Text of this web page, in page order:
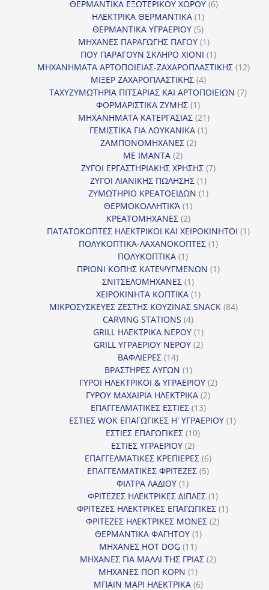
προϊόντα
ΘΕΡΜΑΝΤΙΚΑ ΕΞΩΤΕΡΙΚΟΥ ΧΩΡΟΥ 66
ΗΛΕΚΤΡΙΚΑ ΘΕΡΜΑΝΤΙΚΑ 11
προϊόν
ΘΕΡΜΑΝΤΙΚΑ ΥΓΡΑΕΡΙΟΥ 55
προϊόντα
ΜΗΧΑΝΕΣ ΠΑΡΑΓΩΓΗΣ ΠΑΓΟΥ 11
προϊόν
ΠΟΥ ΠΑΡΑΓΟΥΝ ΣΚΛΗΡΟ ΧΙΟΝΙ 11
προϊόν
ΜΗΧΑΝΗΜΑΤΑ ΑΡΤΟΠΟΙΕΙΑΣ-ΖΑΧΑΡΟΠΛΑΣΤΙΚΗΣ 1212
ΜΙΞΕΡ ΖΑΧΑΡΟΠΛΑΣΤΙΚΗΣ 44
προϊόντα
ΤΑΧΥΖΥΜΩΤΗΡΙΑ ΠΙΤΣΑΡΙΑΣ ΚΑΙ ΑΡΤΟΠΟΙΕΙΩΝ 77
ΦΟΡΜΑΡΙΣΤΙΚΑ ΖΥΜΗΣ 11
προϊόν
ΜΗΧΑΝΗΜΑΤΑ ΚΑΤΕΡΓΑΣΙΑΣ 2121
προϊόντα
ΓΕΜΙΣΤΙΚΑ ΓΙΑ ΛΟΥΚΑΝΙΚΑ 11
ΖΑΜΠΟΝΟΜΗΧΑΝΕΣ 22
ΜΕ ΙΜΑΝΤΑ 22
προϊόντα
ΖΥΓΟΙ ΕΡΓΑΣΤΗΡΙΑΚΗΣ ΧΡΗΣΗΣ 77
ΖΥΓΟΙ ΛΙΑΝΙΚΗΣ ΠΩΛΗΣΗΣ 11
προϊόν
ΖΥΜΩΤΗΡΙΟ ΚΡΕΑΤΟΕΙΔΩΝ 11
ΘΕΡΜΟΚΟΛΛΗΤΙΚΆ 11
προϊόν
ΚΡΕΑΤΟΜΗΧΑΝΕΣ 22
προϊόντα
ΠΑΤΑΤΟΚΟΠΤΕΣ ΗΛΕΚΤΡΙΚΟΙ ΚΑΙ ΧΕΙΡΟΚΙΝΗΤΟΙ 11
ΠΟΛΥΚΟΠΤΙΚΑ-ΛΑΧΑΝΟΚΟΠΤΕΣ 11
ΠΟΛΥΚΟΠΤΙΚΑ 11
προϊόν
ΠΡΙΟΝΙ ΚΟΠΗΣ ΚΑΤΕΨΥΓΜΕΝΩΝ 11
ΣΝΙΤΣΕΛΟΜΗΧΑΝΕΣ 11
προϊόν
ΧΕΙΡΟΚΙΝΗΤΑ ΚΟΠΤΙΚΑ 11
προϊόν
ΜΙΚΡΟΣΥΣΚΕΥΕΣ ΖΕΣΤΗΣ ΚΟΥΖΙΝΑΣ SNACK 8484
CARVING STATIONS 44
προϊόντα
GRILL ΗΛΕΚΤΡΙΚΑ ΝΕΡΟΥ 11
προϊόν
GRILL ΥΓΡΑΕΡΙΟΥ ΝΕΡΟΥ 22
ΒΑΦΛΙΕΡΕΣ 1414
προϊόντα
ΒΡΑΣΤΗΡΕΣ ΑΥΓΩΝ 11
προϊόν
ΓΥΡΟΙ ΗΛΕΚΤΡΙΚΟΙ & ΥΓΡΑΕΡΙΟΥ 22
ΓΥΡΟΥ ΜΑΧΑΙΡΙΑ ΗΛΕΚΤΡΙΚΑ 22
ΕΠΑΓΓΕΛΜΑΤΙΚΕΣ ΕΣΤΙΕΣ 1313
προϊόντα
ΕΣΤΙΕΣ WOK ΕΠΑΓΩΓΙΚΕΣ Η' ΥΓΡΑΕΡΙΟΥ 11
ΕΣΤΙΕΣ ΕΠΑΓΩΓΙΚΕΣ 1010
ΕΣΤΙΕΣ ΥΓΡΑΕΡΙΟΥ 22
προϊόντα
ΕΠΑΓΓΕΛΜΑΤΙΚΕΣ ΚΡΕΠΙΕΡΕΣ 66
προϊόντα
ΕΠΑΓΓΕΛΜΑΤΙΚΕΣ ΦΡΙΤΕΖΕΣ 55
ΦΙΛΤΡΑ ΛΑΔΙΟΥ 11
προϊόν
ΦΡΙΤΕΖΕΣ ΗΛΕΚΤΡΙΚΕΣ ΔΙΠΛΕΣ 11
προϊόν
ΦΡΙΤΕΖΕΣ ΗΛΕΚΤΡΙΚΕΣ ΕΠΑΓΩΓΙΚΕΣ 11
ΦΡΙΤΕΖΕΣ ΗΛΕΚΤΡΙΚΕΣ ΜΟΝΕΣ 22
ΘΕΡΜΑΝΤΙΚΑ ΦΑΓΗΤΟΥ 11
ΜΗΧΑΝΕΣ HOT DOG 1111
προϊόντα
ΜΗΧΑΝΕΣ ΓΙΑ ΜΑΛΛΙ ΤΗΣ ΓΡΙΑΣ 22
ΜΗΧΑΝΕΣ ΠΟΠ ΚΟΡΝ 11
προϊόν
ΜΠΑΙΝ ΜΑΡΙ ΗΛΕΚΤΡΙΚΑ 66